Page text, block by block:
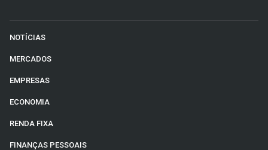
NOTÍCIAS
MERCADOS
EMPRESAS
ECONOMIA
RENDA FIXA
FINANÇAS PESSOAIS